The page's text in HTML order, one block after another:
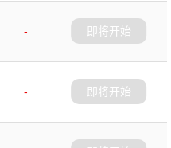
-
即将开始
-
即将开始